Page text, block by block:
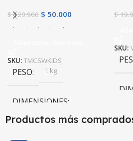
$120.900 $ 50.000
SKU: TMCSWKIDS
PESO 1 kg
DIMENSIONES
$
SKU:
10
Productos más